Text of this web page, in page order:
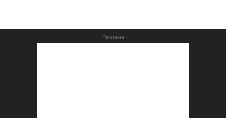
- Реклама -